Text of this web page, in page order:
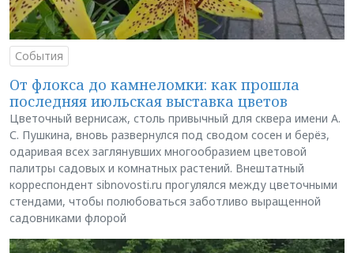
События
От флокса до камнеломки: как прошла
последняя июльская выставка цветов
Цветочный вернисаж, столь привычный для сквера имени А.
С. Пушкина, вновь развернулся под сводом сосен и берёз,
одаривая всех заглянувших многообразием цветовой
палитры садовых и комнатных растений. Внештатный
корреспондент sibnovosti.ru прогулялся между цветочными
стендами, чтобы полюбоваться заботливо выращенной
садовниками флорой